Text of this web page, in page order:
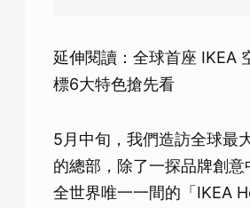
延伸閱讀：全球首座 IKEA
標6大特色搶先看
5月中旬，我們造訪全球最
的總部，除了一探品牌創
全世界唯一一間的「IKEA